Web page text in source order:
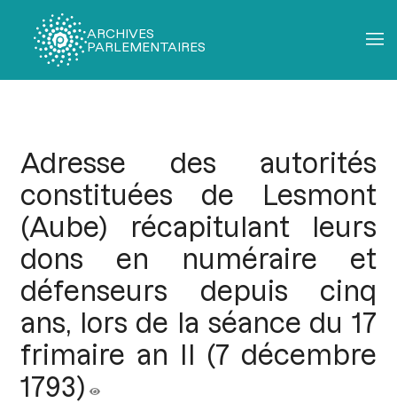
ARCHIVES
PARLEMENTAIRES
Adresse des autorités
constituées de Lesmont
(Aube) récapitulant leurs
dons en numéraire et
défenseurs depuis cinq
ans, lors de la séance du 17
frimaire an II (7 décembre
1793)